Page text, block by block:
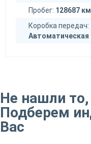
Пробег: 128687 км
Коробка передач:
Автоматическая
Не нашли то,
Подберем
Вас